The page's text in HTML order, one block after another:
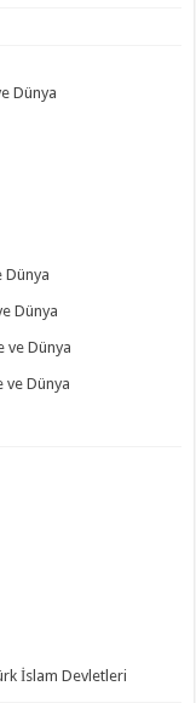
Dünya
Dünya
Dünya
ve Dünya
ve Dünya
İslam Devletleri